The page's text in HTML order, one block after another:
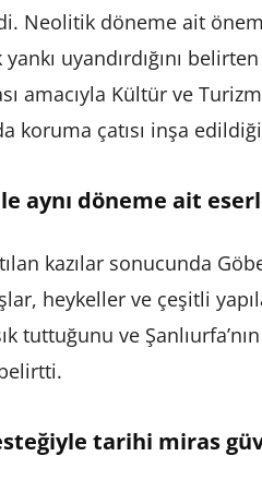
Neolitik döneme ait
uyandırdığını
amacıyla Kültür ve
koruma çatısı inşa
aynı döneme ait
kazılar sonucunda
heykeller ve çeşitli
tuttuğunu ve
tarihi miras